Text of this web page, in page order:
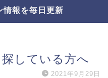
情報を毎日更新
している方へ
2021年9月29日